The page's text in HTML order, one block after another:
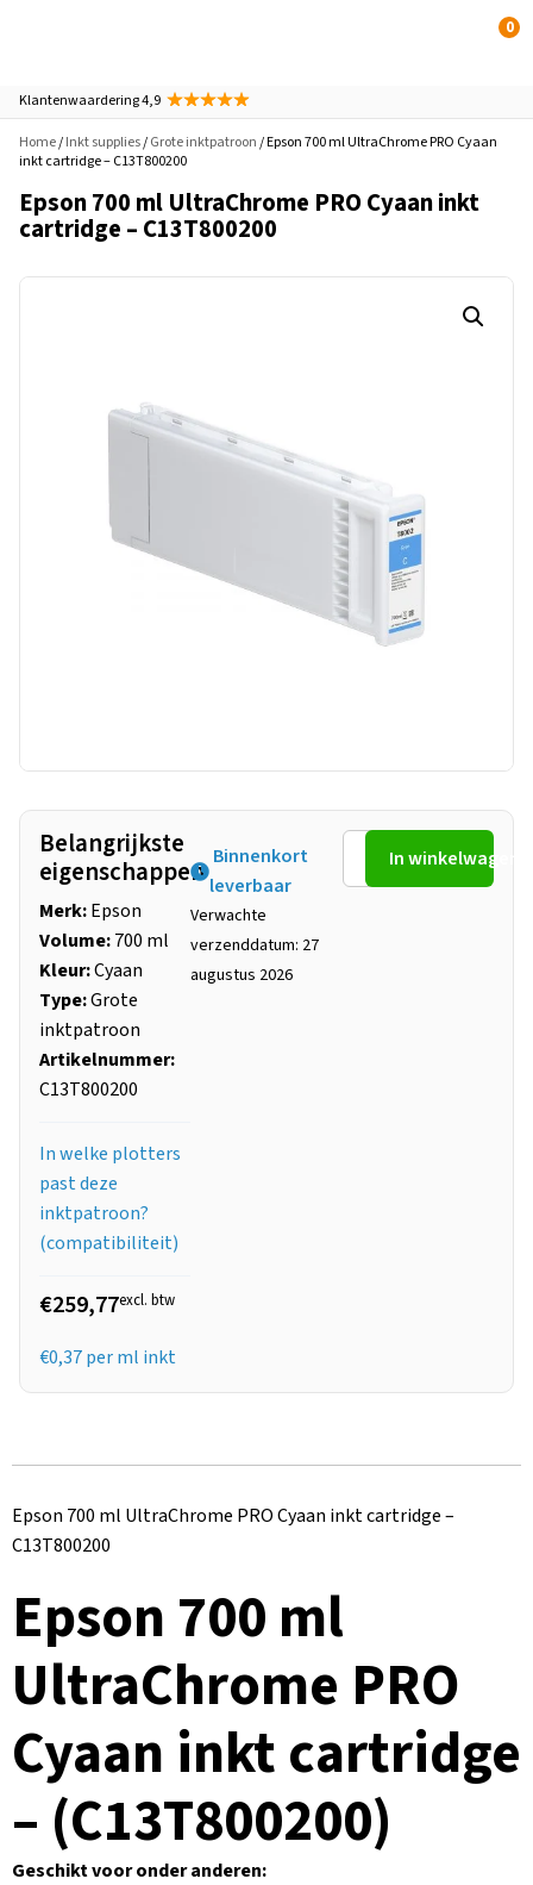
0
Klantenwaardering 4,9
Home/Inkt supplies/Grote inktpatroon/ Epson 700 ml UltraChrome PRO Cyaan
inkt cartridge – C13T800200
Epson 700 ml UltraChrome PRO Cyaan inkt
cartridge – C13T800200
Belangrijkste
eigenschappen
Merk:Epson
Volume:700 ml
Kleur:Cyaan
Type:Grote
inktpatroon
Artikelnummer:
C13T800200
In welke plotters
past deze
inktpatroon?
(compatibiliteit)
€259,77excl. btw
€0,37per ml inkt
Binnenkort
leverbaar
Verwachte
verzenddatum: 27
augustus 2026
In winkelwagen
Epson 700 ml UltraChrome PRO Cyaan inkt cartridge –
C13T800200
Epson 700 ml
UltraChrome PRO
Cyaan inkt cartridge
– (C13T800200)
Geschikt voor onder anderen: